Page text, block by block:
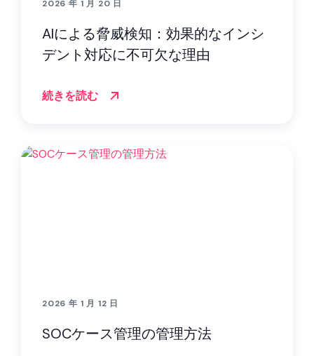
2026 年 1 月 20 日
AIによる脅威検知：効果的なインシ
デント対応に不可欠な理由
続きを読む
2026 年 1 月 12 日
SOCケース管理の管理方法